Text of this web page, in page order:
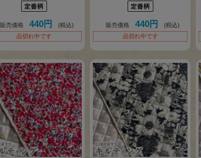
販売価格 440円
(税込)
品切れ中です
販売価格 440円
(税込)
品切れ中です